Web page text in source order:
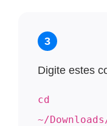
3
Digite estes
cd
~/